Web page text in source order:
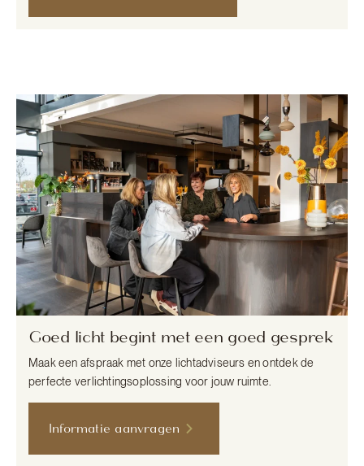
Goed licht begint met een goed gesprek
Maak een afspraak met onze lichtadviseurs en ontdek de
perfecte verlichtingsoplossing voor jouw ruimte.
Informatie aanvragen